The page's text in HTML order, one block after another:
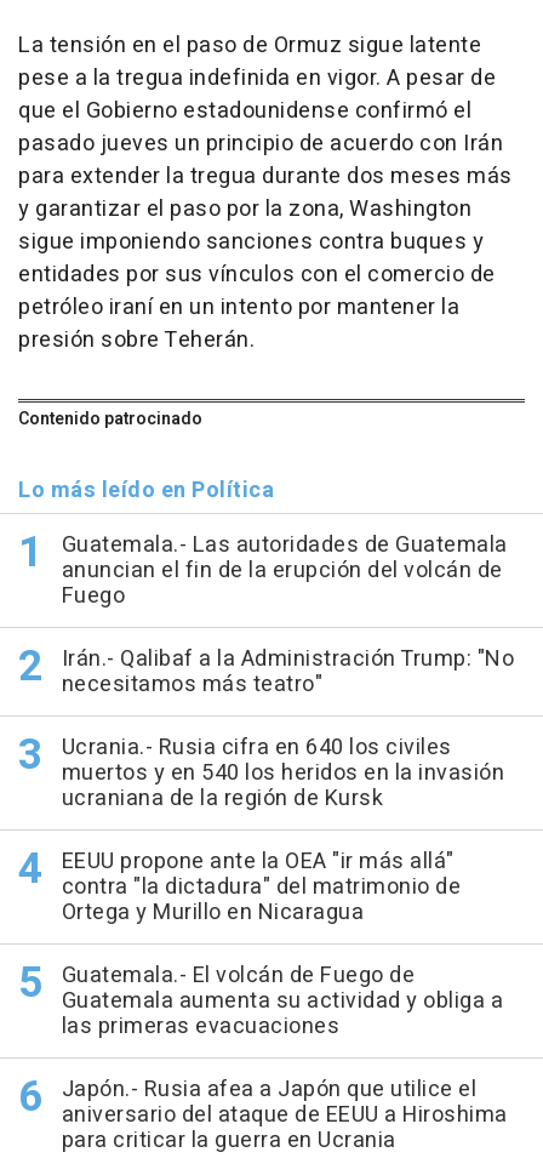
La tensión en el paso de Ormuz sigue latente
pese a la tregua indefinida en vigor. A pesar de
que el Gobierno estadounidense confirmó el
pasado jueves un principio de acuerdo con Irán
para extender la tregua durante dos meses más
y garantizar el paso por la zona, Washington
sigue imponiendo sanciones contra buques y
entidades por sus vínculos con el comercio de
petróleo iraní en un intento por mantener la
presión sobre Teherán.
Contenido patrocinado
Lo más leído en Política
Guatemala.- Las autoridades de Guatemala
anuncian el fin de la erupción del volcán de
Fuego
Irán.- Qalibaf a la Administración Trump: "No
necesitamos más teatro"
Ucrania.- Rusia cifra en 640 los civiles
muertos y en 540 los heridos en la invasión
ucraniana de la región de Kursk
EEUU propone ante la OEA "ir más allá"
contra "la dictadura" del matrimonio de
Ortega y Murillo en Nicaragua
Guatemala.- El volcán de Fuego de
Guatemala aumenta su actividad y obliga a
las primeras evacuaciones
Japón.- Rusia afea a Japón que utilice el
aniversario del ataque de EEUU a Hiroshima
para criticar la guerra en Ucrania